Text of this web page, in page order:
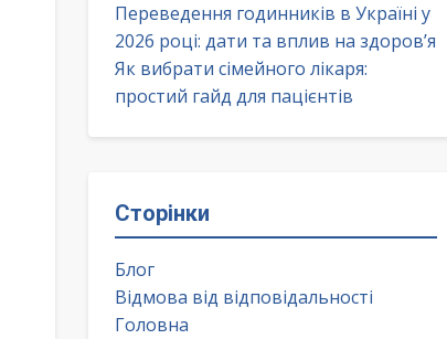
Переведення годинників в Україні у
2026 році: дати та вплив на здоров’я
Як вибрати сімейного лікаря:
простий гайд для пацієнтів
Сторінки
Блог
Відмова від відповідальності
Головна